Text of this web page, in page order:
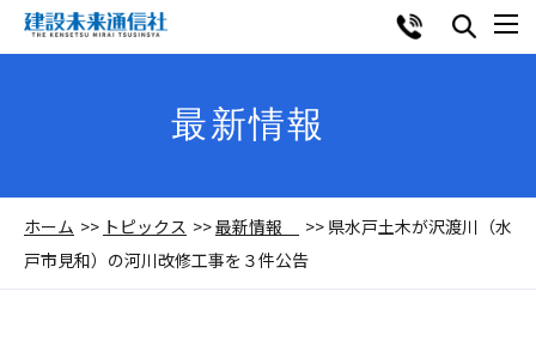
最新情報
ホーム トピックス 最新情報
県水戸土木が沢渡川（水
戸市見和）の河川改修工事を３件公告